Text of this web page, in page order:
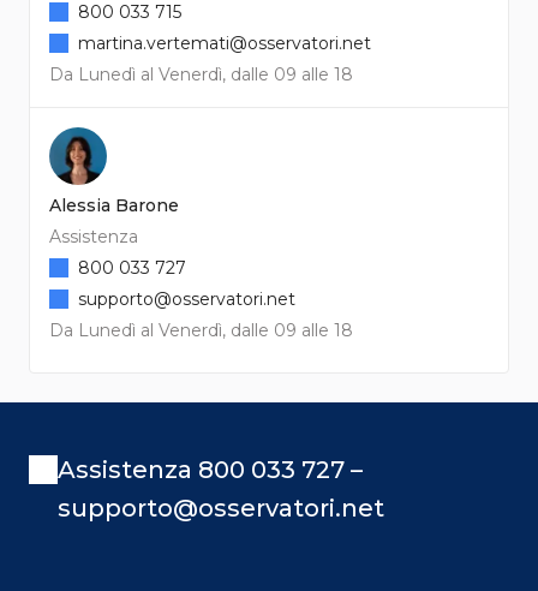
Da Lunedì al Venerdì, dalle 09 alle 18
800 033 715
martina.vertemati@osservatori.net
Alessia Barone
Assistenza
Da Lunedì al Venerdì, dalle 09 alle 18
800 033 727
supporto@osservatori.net
Assistenza 800 033 727 –
supporto@osservatori.net